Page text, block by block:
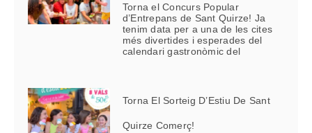
Torna el Concurs Popular
d’Entrepans de Sant Quirze! Ja
tenim data per a una de les cites
més divertides i esperades del
calendari gastronòmic del
Torna El Sorteig D’Estiu De Sant
Quirze Comerç!